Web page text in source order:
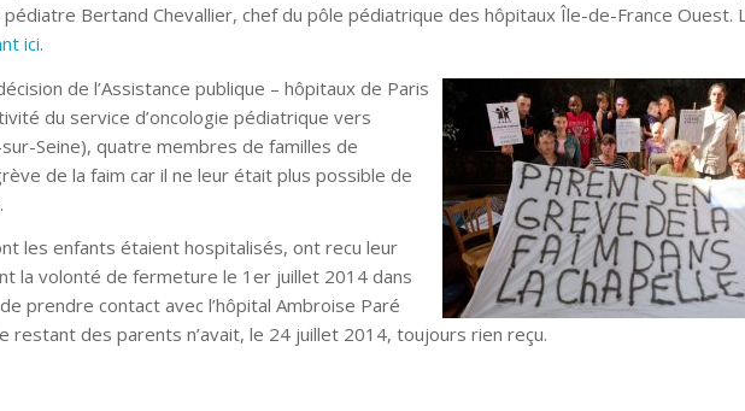
pédiatre Bertand Chevallier, chef du pôle pédiatrique des hôpitaux Île-de-France Ouest.
ici.
de l’Assistance publique – hôpitaux de Paris
du service d’oncologie pédiatrique vers
Seine), quatre membres de familles de
de la faim car il ne leur était plus possible de
les enfants étaient hospitalisés, ont recu leur
la volonté de fermeture le 1er juillet 2014 dans
prendre contact avec l’hôpital Ambroise Paré
restant des parents n’avait, le 24 juillet 2014, toujours rien reçu.